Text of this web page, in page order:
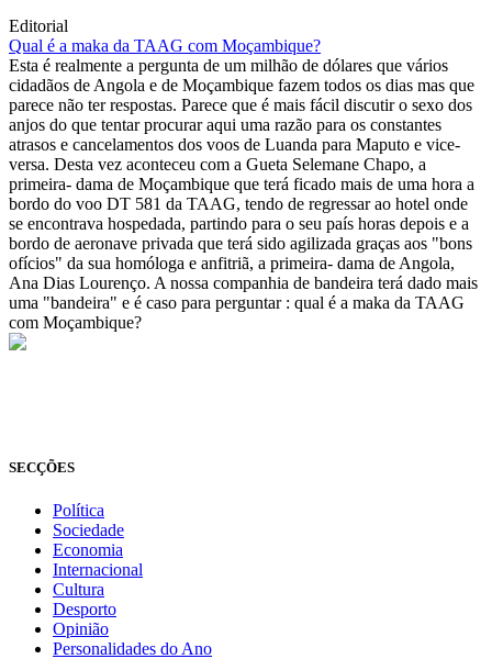
Editorial
Qual é a maka da TAAG com Moçambique?
Esta é realmente a pergunta de um milhão de dólares que vários
cidadãos de Angola e de Moçambique fazem todos os dias mas que
parece não ter respostas. Parece que é mais fácil discutir o sexo dos
anjos do que tentar procurar aqui uma razão para os constantes
atrasos e cancelamentos dos voos de Luanda para Maputo e vice-
versa. Desta vez aconteceu com a Gueta Selemane Chapo, a
primeira- dama de Moçambique que terá ficado mais de uma hora a
bordo do voo DT 581 da TAAG, tendo de regressar ao hotel onde
se encontrava hospedada, partindo para o seu país horas depois e a
bordo de aeronave privada que terá sido agilizada graças aos "bons
ofícios" da sua homóloga e anfitriã, a primeira- dama de Angola,
Ana Dias Lourenço. A nossa companhia de bandeira terá dado mais
uma "bandeira" e é caso para perguntar : qual é a maka da TAAG
com Moçambique?
SECÇÕES
Política
Sociedade
Economia
Internacional
Cultura
Desporto
Opinião
Personalidades do Ano